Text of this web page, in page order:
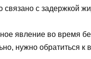
с задержкой
явление во время
нужно обратиться к